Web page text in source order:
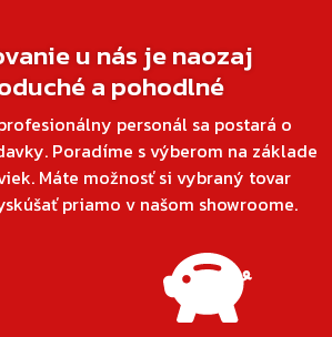
u nás je naozaj
a pohodlné
personál sa postará o
Poradíme s výberom na základe
Máte možnosť si vybraný tovar
priamo v našom showroome.